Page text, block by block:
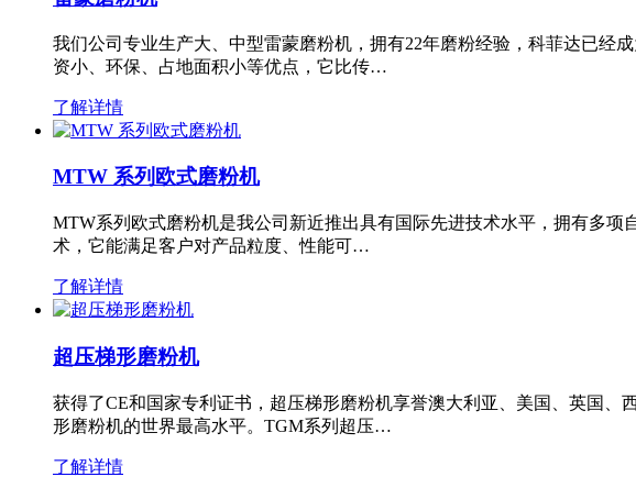
我们公司专业生产大、中型雷蒙磨粉机，拥有22年磨粉经验，科菲达已经
资小、环保、占地面积小等优点，它比传…
了解详情
MTW 系列欧式磨粉机
MTW系列欧式磨粉机是我公司新近推出具有国际先进技术水平，拥有多
术，它能满足客户对产品粒度、性能可…
了解详情
超压梯形磨粉机
获得了CE和国家专利证书，超压梯形磨粉机享誉澳大利亚、美国、英国
形磨粉机的世界最高水平。TGM系列超压…
了解详情